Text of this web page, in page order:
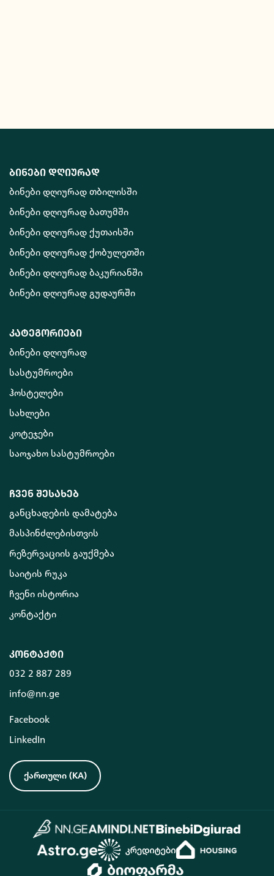
ბინები დღიურად
ბინები დღიურად თბილისში
ბინები დღიურად ბათუმში
ბინები დღიურად ქუთაისში
ბინები დღიურად ქობულეთში
ბინები დღიურად ბაკურიანში
ბინები დღიურად გუდაურში
კატეგორიები
ბინები დღიურად
სასტუმროები
ჰოსტელები
სახლები
კოტეჯები
საოჯახო სასტუმროები
ჩვენ შესახებ
განცხადების დამატება
მასპინძლებისთვის
რეზერვაციის გაუქმება
საიტის რუკა
ჩვენი ისტორია
კონტაქტი
კონტაქტი
032 2 887 289
info@nn.ge
Facebook
LinkedIn
ქართული (KA)